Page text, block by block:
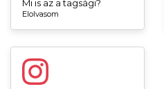
Mi is az a tagsági?
Elolvasom